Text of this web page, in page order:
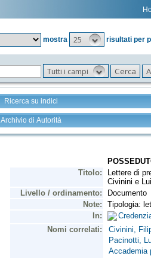
mostra
25 risultati per
Tutti i campi
Ricerca su indici
Archivio di Autorità